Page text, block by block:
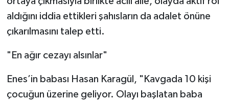
aldığını iddia ettikleri şahısların da adalet önüne
çıkarılmasını talep etti.
"En ağır cezayı alsınlar"
Enes’in babası Hasan Karagül, "Kavgada 10 kişi
çocuğun üzerine geliyor. Olayı başlatan baba